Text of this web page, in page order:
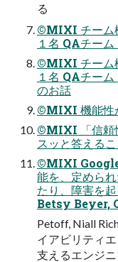
る
©MIXI チーム
１名 QAチー
©MIXI チーム
１名 QAチー
のお話
©MIXI 機能性
©MIXI 「信頼
スッと答える
©MIXI Google
能を、定めら
たり、障害を
Betsy Beyer,
Petoff, Niall
イアビリティ
支えるエンジ